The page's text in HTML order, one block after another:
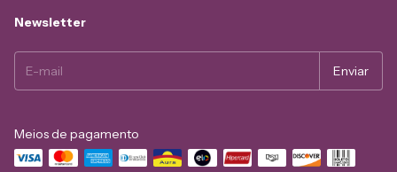
Newsletter
Meios de pagamento